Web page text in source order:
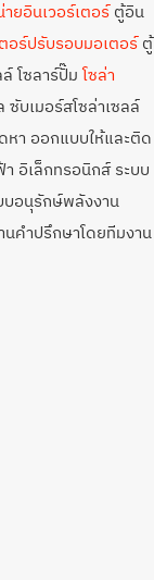
ยอินเวอร์เตอร์ตู้อิน
อร์ปรับรอบมอเตอร์ตู้
โซลาร์ปั๊ม โซล่า
ซับเมอร์สโซล่าเซลล์
หา ออกแบบให้และติด
อิเล็กทรอนิกส์ ระบบ
บอนุรักษ์พลังงาน
คำปรึกษาโดยทีมงาน